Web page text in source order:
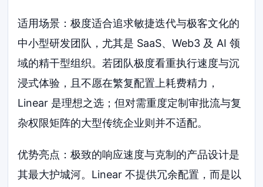
适用场景：极度适合追求敏捷迭代与极客文化的
中小型研发团队，尤其是 SaaS、Web3 及 AI 领
域的精干型组织。若团队极度看重执行速度与沉
浸式体验，且不愿在繁复配置上耗费精力，
Linear 是理想之选；但对需重度定制审批流与复
杂权限矩阵的大型传统企业则并不适配。
优势亮点：极致的响应速度与克制的产品设计是
其最大护城河。Linear 不提供冗余配置，而是以